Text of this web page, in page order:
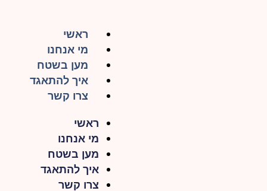
ראשי
מי אנחנו
מען בשטח
איך להתאגד
צרו קשר
ראשי
מי אנחנו
מען בשטח
איך להתאגד
צרו קשר